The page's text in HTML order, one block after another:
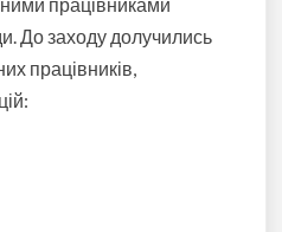
До заходу долучились
працівників,